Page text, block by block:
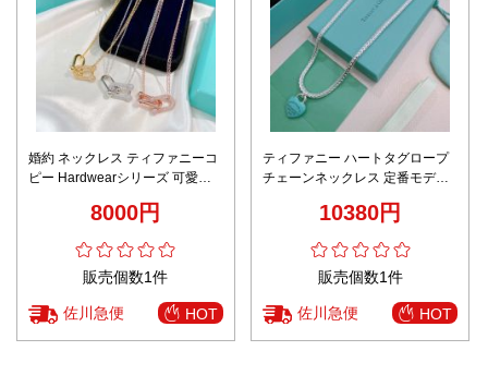
婚約 ネックレス ティファニーコ
ピー Hardwearシリーズ 可愛い
8000円
販売個数1件
佐川急便 HOT
ティファニー ハートタグロープ
チェーンネックレス 定番モデル
度 高品質 精密ディテール 安心サ
10380円
販売個数1件
佐川急便 HOT